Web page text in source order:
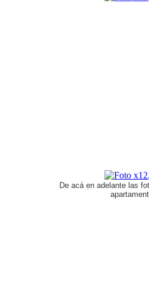
De acá en adelante las